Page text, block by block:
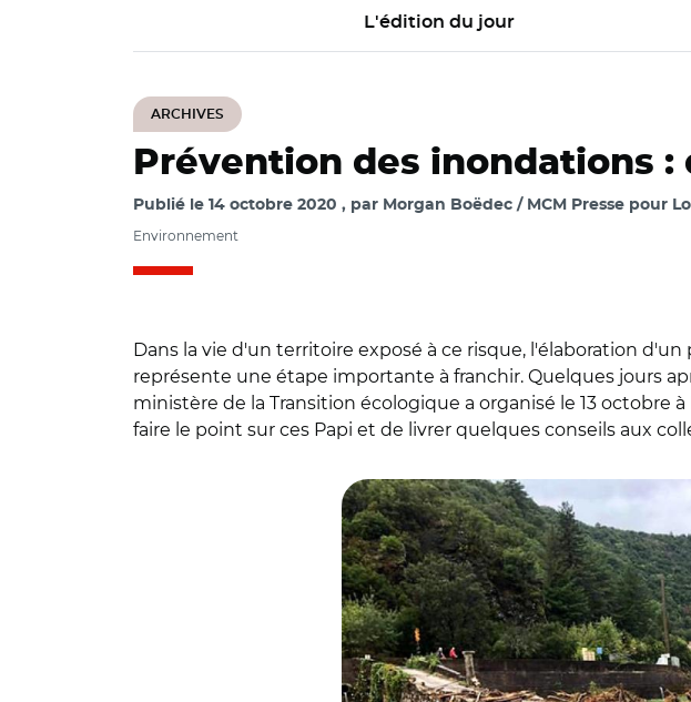
L'édition du jour
ARCHIVES
Prévention des inondations
Publié le 14 octobre 2020 par Morgan Boëdec / MCM Presse pour
Environnement
Dans la vie d'un territoire exposé à ce risque, l'élaboration
représente une étape importante à franchir. Quelques jours
ministère de la Transition écologique a organisé le 13 octobre
faire le point sur ces Papi et de livrer quelques conseils aux